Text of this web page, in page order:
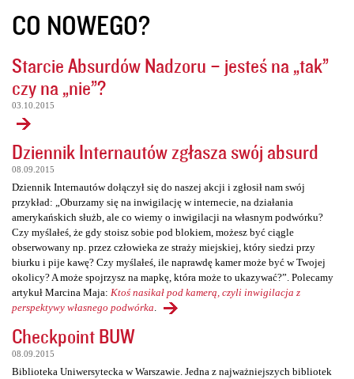
CO NOWEGO?
Starcie Absurdów Nadzoru – jesteś na „tak”
czy na „nie”?
03.10.2015
Dziennik Internautów zgłasza swój absurd
08.09.2015
Dziennik Internautów dołączył się do naszej akcji i zgłosił nam swój
przykład: „Oburzamy się na inwigilację w internecie, na działania
amerykańskich służb, ale co wiemy o inwigilacji na własnym podwórku?
Czy myślałeś, że gdy stoisz sobie pod blokiem, możesz być ciągle
obserwowany np. przez człowieka ze straży miejskiej, który siedzi przy
biurku i pije kawę? Czy myślałeś, ile naprawdę kamer może być w Twojej
okolicy? A może spojrzysz na mapkę, która może to ukazywać?”. Polecamy
artykuł Marcina Maja: Ktoś nasikał pod kamerą, czyli inwigilacja z
perspektywy własnego podwórka
Checkpoint BUW
08.09.2015
Biblioteka Uniwersytecka w Warszawie. Jedna z najważniejszych bibliotek